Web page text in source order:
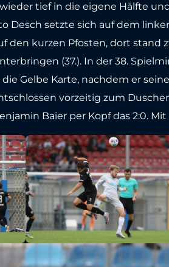
tief in die eigene Hälfte
Desch setzte sich auf dem
den kurzen Pfosten, dort stand
(37.). In der 38.
Gelbe Karte, nachdem er
vorzeitig zum
Baier per Kopf das 2:0.